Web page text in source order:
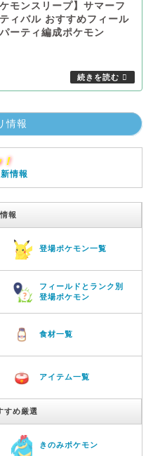
ケモンスリープ】サマーフ
ィバル おすすめフィール
パーティ編成ポケモン
情報
情報
報
登場ポケモン一覧
フィールドとランク別
登場ポケモン
食材一覧
アイテム一覧
すめ厳選
きのみポケモン